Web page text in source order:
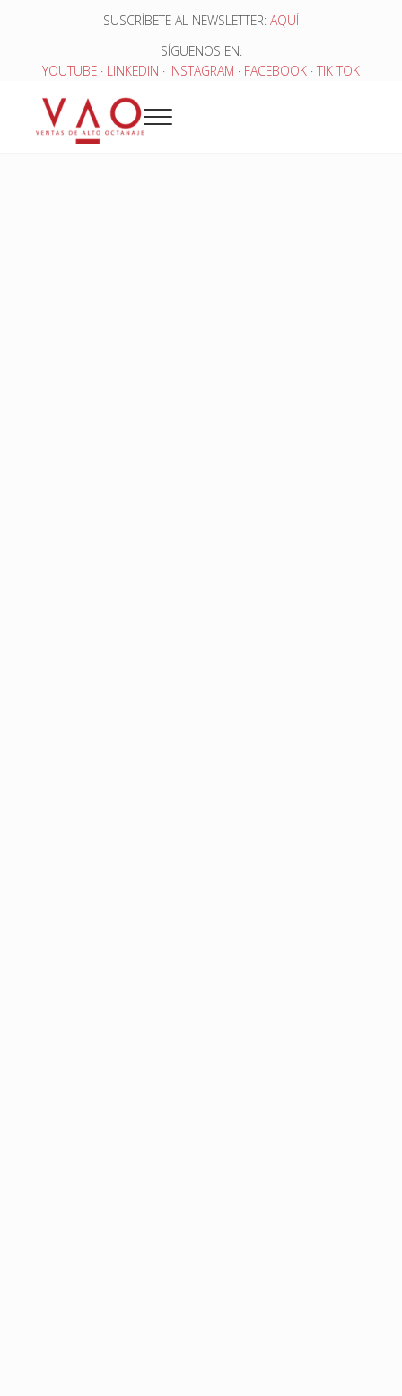
Saltar al contenido principal
Skip to header right navigation
SUSCRÍBETE AL NEWSLETTER: AQUÍ
SÍGUENOS EN:
YOUTUBE · LINKEDIN · INSTAGRAM · FACEBOOK · TIK TOK
Menu